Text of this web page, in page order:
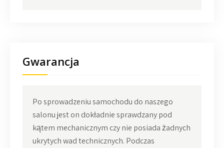
Gwarancja
Po sprowadzeniu samochodu do naszego
salonu jest on dokładnie sprawdzany pod
kątem mechanicznym czy nie posiada żadnych
ukrytych wad technicznych. Podczas